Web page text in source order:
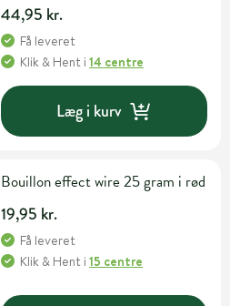
44,95 kr.
Få leveret
Klik & Hent i14 centre
Læg i kurv
Bouillon effect wire 25 gram i rød
19,95 kr.
Få leveret
Klik & Hent i15 centre